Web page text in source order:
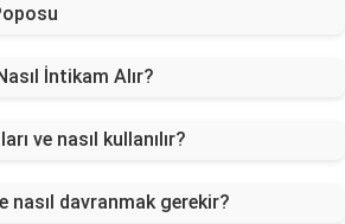
İntikam Alır?
ve nasıl kullanılır?
nasıl davranmak gerekir?